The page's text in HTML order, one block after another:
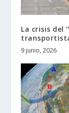
La crisis del
9 junio, 2026